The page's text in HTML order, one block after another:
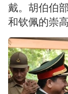
戴。胡伯伯
和钦佩的崇高